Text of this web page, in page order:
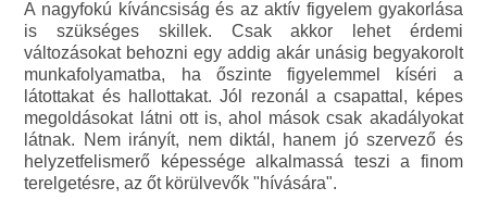
A nagyfokú kíváncsiság és az aktív figyelem gyakorlása
is szükséges skillek. Csak akkor lehet érdemi
változásokat behozni egy addig akár unásig begyakorolt
munkafolyamatba, ha őszinte figyelemmel kíséri a
látottakat és hallottakat. Jól rezonál a csapattal, képes
megoldásokat látni ott is, ahol mások csak akadályokat
látnak. Nem irányít, nem diktál, hanem jó szervező és
helyzetfelismerő képessége alkalmassá teszi a finom
terelgetésre, az őt körülvevők "hívására".